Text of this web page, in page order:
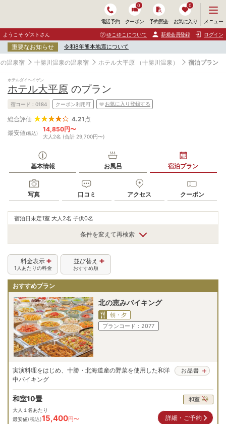
電話予約 クーポン
0
予約照会 お気に入り
0
ニ
ュ
ー
開
く
メニュー
ようこそ ゲストさん ゆこゆこについて 新規会員登録 ログイン
重要なお知らせ 令和8年熊本地震について
温泉宿 十勝川温泉の温泉宿 ホテル大平原 （十勝川温泉） 宿泊プラン
ホテルダイヘイゲン
ホテル大平原 のプラン
宿コード : 0184 クーポン利用可 お気に入り登録する
総合評価 4.21 点
最安値(税込)
14,850円〜
大人2名 (合計 29,700円〜)
基本情報 お風呂 宿泊プラン
写真 口コミ アクセス クーポン
宿泊日未定1室 大人2名 子供0名
条件を変えて再検索
並び替え
おすすめ順
料金表示
1人あたりの料金
おすすめプラン
北の恵みバイキング
朝・夕
プランコード： 2077
実演料理をはじめ、十勝・北海道産の野菜を使用した和洋
中バイキング
お品書
和室10畳 和室
詳細・ご予約
大人１名あたり
最安値(税込)15,400円〜